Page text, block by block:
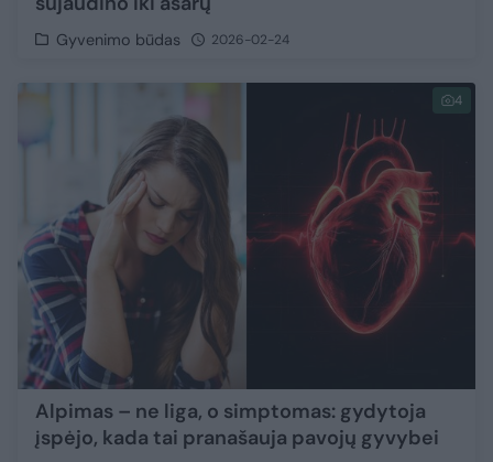
Gyvenimo būdas 2026-02-24
4
Alpimas – ne liga, o simptomas: gydytoja
įspėjo, kada tai pranašauja pavojų gyvybei